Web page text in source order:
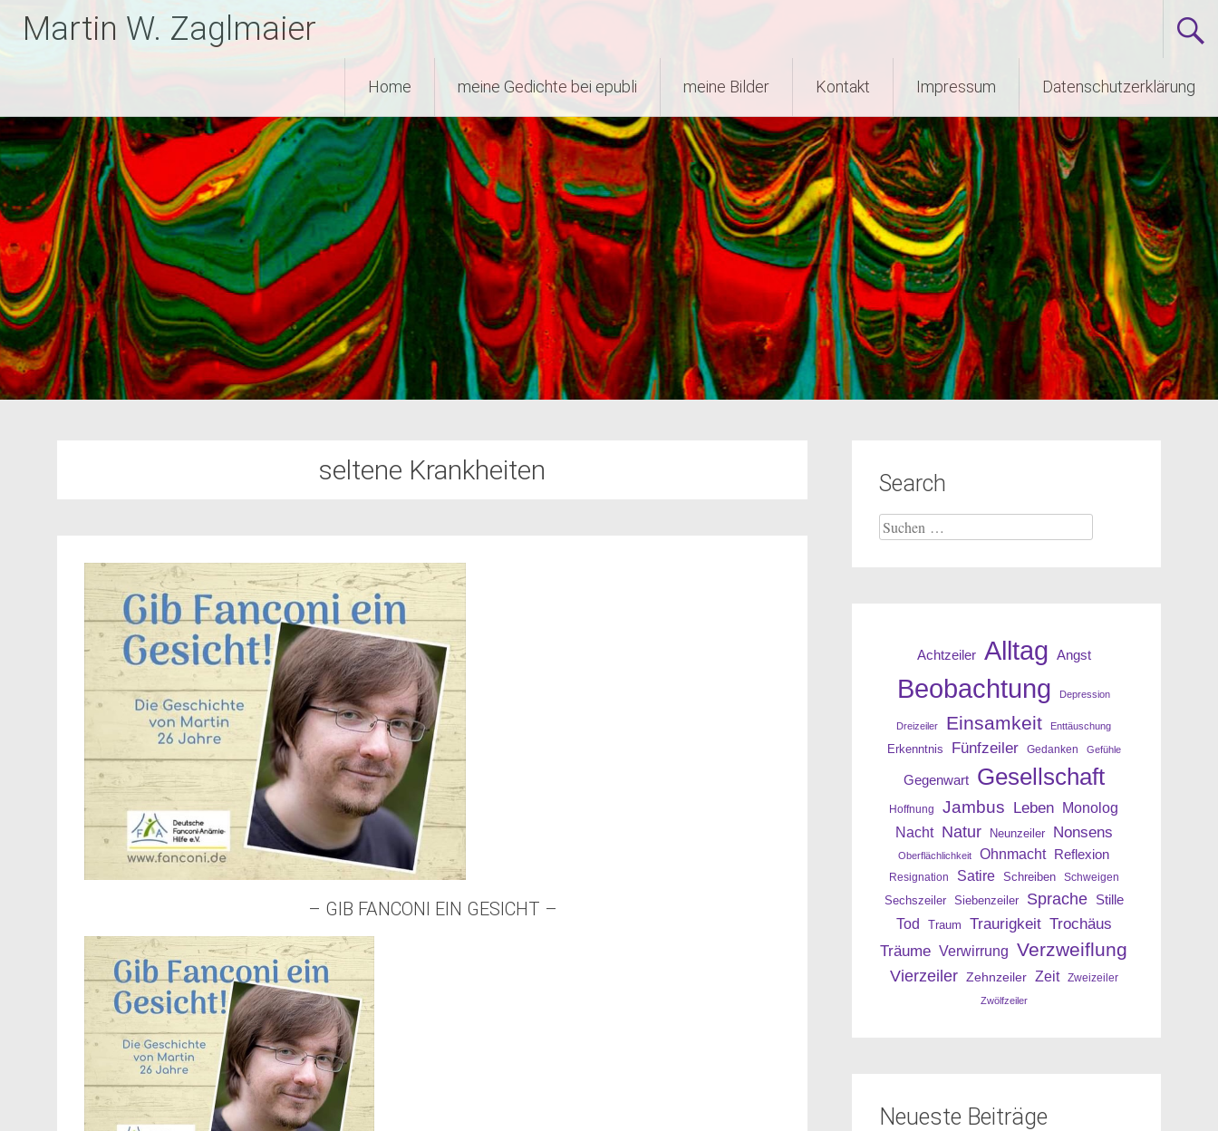
InhaltMartin W. Zaglmaier
Home meine Gedichte bei epubli meine Bilder Kontakt Impressum Datenschutzerklärung
seltene Krankheiten
– GIB FANCONI EIN GESICHT –
Search
Suche
nach:
Achtzeiler Alltag Angst
Beobachtung Depression
Dreizeiler Einsamkeit Enttäuschung
Erkenntnis Fünfzeiler Gedanken Gefühle
Gegenwart Gesellschaft
Hoffnung Jambus Leben Monolog
Nacht Natur Neunzeiler Nonsens
Oberflächlichkeit Ohnmacht Reflexion
Resignation Satire Schreiben Schweigen
Sechszeiler Siebenzeiler Sprache Stille
Tod Traum Traurigkeit Trochäus
Träume Verwirrung Verzweiflung
Vierzeiler Zehnzeiler Zeit Zweizeiler
Zwölfzeiler
Neueste Beiträge